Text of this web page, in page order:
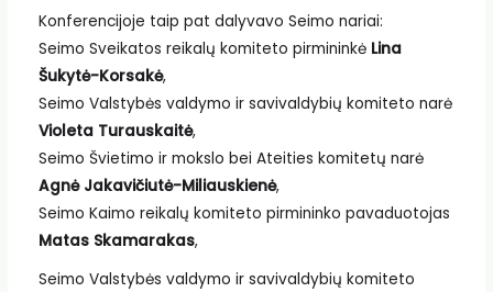
Konferencijoje taip pat dalyvavo Seimo nariai:
Seimo Sveikatos reikalų komiteto pirmininkė Lina
Šukytė-Korsakė,
Seimo Valstybės valdymo ir savivaldybių komiteto narė
Violeta Turauskaitė,
Seimo Švietimo ir mokslo bei Ateities komitetų narė
Agnė Jakavičiutė-Miliauskienė,
Seimo Kaimo reikalų komiteto pirmininko pavaduotojas
Matas Skamarakas,
Seimo Valstybės valdymo ir savivaldybių komiteto